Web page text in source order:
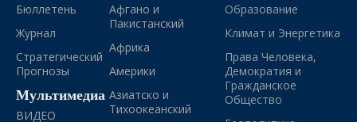
Бюллетень
Журнал
Стратегический
Прогнозы
Мультимедиа
ВИДЕО
Афгано и
Пакистанский
Африка
Америки
Азиатско и
Тихоокеанский
Образование
Климат и Энергетика
Права Человека,
Демократия и
Гражданское
Общество